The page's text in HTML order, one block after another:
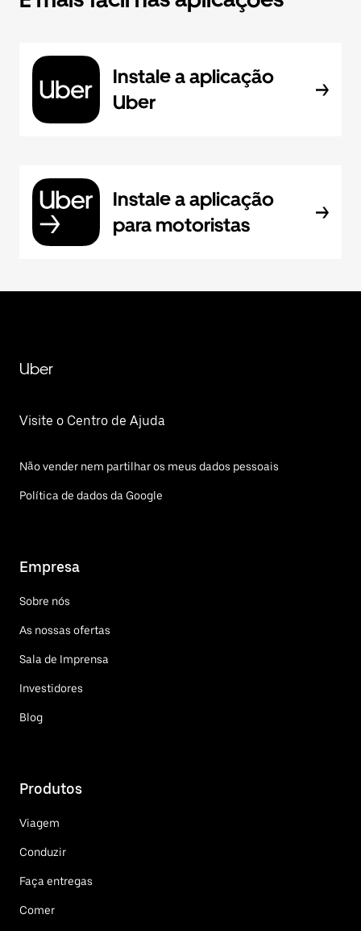
Instale a aplicação
Uber
Instale a aplicação
para motoristas
Uber
Visite o Centro de Ajuda
Não vender nem partilhar os meus dados pessoais
Política de dados da Google
Empresa
Sobre nós
As nossas ofertas
Sala de Imprensa
Investidores
Blog
Produtos
Viagem
Conduzir
Faça entregas
Comer